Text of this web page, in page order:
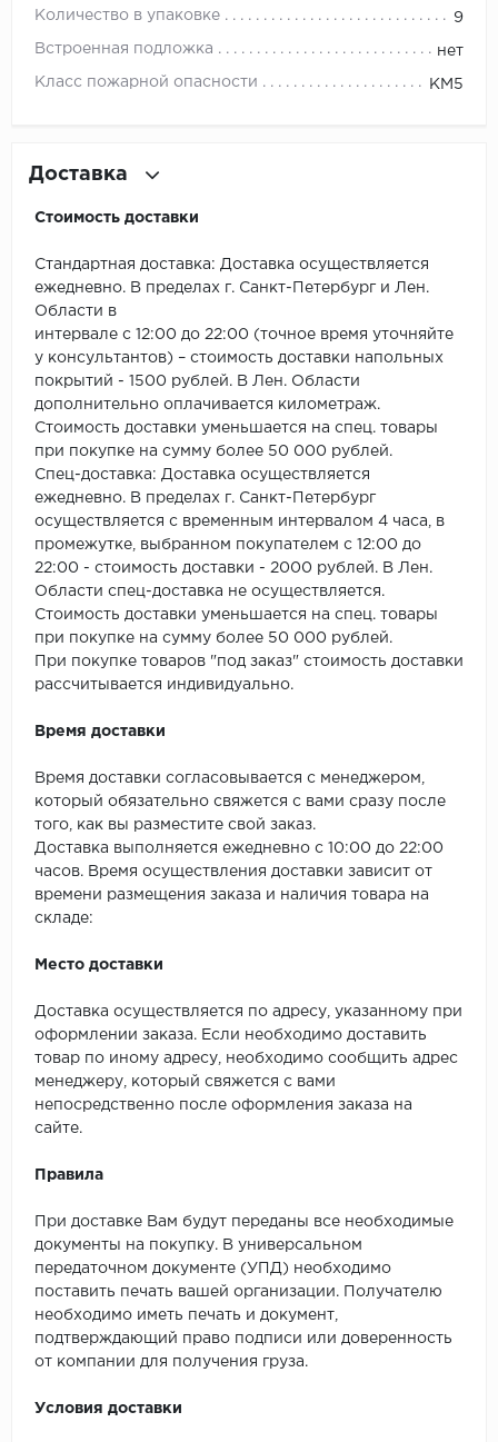
SPC Ideal Flooring
SPC Promo
SPC Stronghold
TANTO
Tarkett
Tulesna
Wonderful Vinyl
Количество в упаковке 9
Встроенная подложка нет
Класс пожарной опасности КМ5
Доставка
Стоимость доставки
Стандартная доставка: Доставка осуществляется
ежедневно. В пределах г. Санкт-Петербург и Лен.
Области в
интервале с 12:00 до 22:00 (точное время уточняйте
у консультантов) – стоимость доставки напольных
покрытий - 1500 рублей. В Лен. Области
дополнительно оплачивается километраж.
Стоимость доставки уменьшается на спец. товары
при покупке на сумму более 50 000 рублей.
Спец-доставка: Доставка осуществляется
ежедневно. В пределах г. Санкт-Петербург
осуществляется с временным интервалом 4 часа, в
промежутке, выбранном покупателем с 12:00 до
22:00 - стоимость доставки - 2000 рублей. В Лен.
Области спец-доставка не осуществляется.
Стоимость доставки уменьшается на спец. товары
при покупке на сумму более 50 000 рублей.
При покупке товаров "под заказ" стоимость доставки
рассчитывается индивидуально.
Время доставки
Время доставки согласовывается с менеджером,
который обязательно свяжется с вами сразу после
того, как вы разместите свой заказ.
Доставка выполняется ежедневно с 10:00 до 22:00
часов. Время осуществления доставки зависит от
времени размещения заказа и наличия товара на
складе:
Место доставки
Доставка осуществляется по адресу, указанному при
оформлении заказа. Если необходимо доставить
товар по иному адресу, необходимо сообщить адрес
менеджеру, который свяжется с вами
непосредственно после оформления заказа на
сайте.
Правила
При доставке Вам будут переданы все необходимые
документы на покупку. В универсальном
передаточном документе (УПД) необходимо
поставить печать вашей организации. Получателю
необходимо иметь печать и документ,
подтверждающий право подписи или доверенность
от компании для получения груза.
Условия доставки